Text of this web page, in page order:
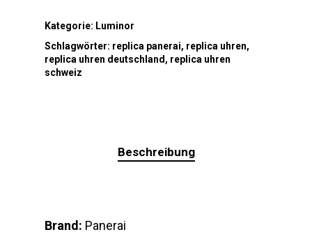
Kategorie: Luminor
Schlagwörter: replica panerai, replica uhren,
replica uhren deutschland , replica uhren
schweiz
Beschreibung
Brand: Panerai